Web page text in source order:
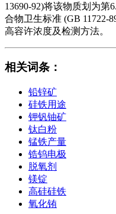
13690-92)将该物质划为
合物卫生标准 (GB 11722-
高容许浓度及检测方法。
相关词条 ：
铅锌矿
硅铁用途
钾钒铀矿
钛白粉
锰铁产量
锆钨电极
脱氧剂
镁锭
高硅硅铁
氧化铕